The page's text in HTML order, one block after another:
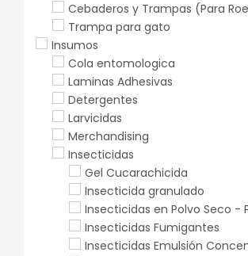
Cebaderos y Trampas (Para
Trampa para gato
Insumos
Cola entomologica
Laminas Adhesivas
Detergentes
Larvicidas
Merchandising
Insecticidas
Gel Cucarachicida
Insecticida granulado
Insecticidas en Polvo Seco -
Insecticidas Fumigantes
Insecticidas Emulsión